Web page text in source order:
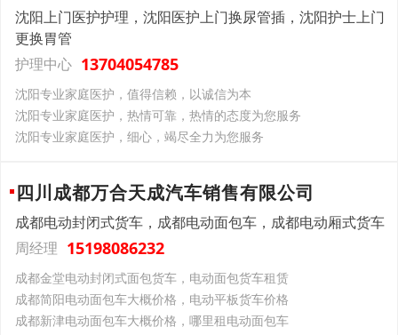
沈阳上门医护护理，沈阳医护上门换尿管插，沈阳护士上门
更换胃管
护理中心 13704054785
沈阳专业家庭医护，值得信赖，以诚信为本
沈阳专业家庭医护，热情可靠，热情的态度为您服务
沈阳专业家庭医护，细心，竭尽全力为您服务
四川成都万合天成汽车销售有限公司
成都电动封闭式货车，成都电动面包车，成都电动厢式货车
周经理 15198086232
成都金堂电动封闭式面包货车，电动面包货车租赁
成都简阳电动面包车大概价格，电动平板货车价格
成都新津电动面包车大概价格，哪里租电动面包车